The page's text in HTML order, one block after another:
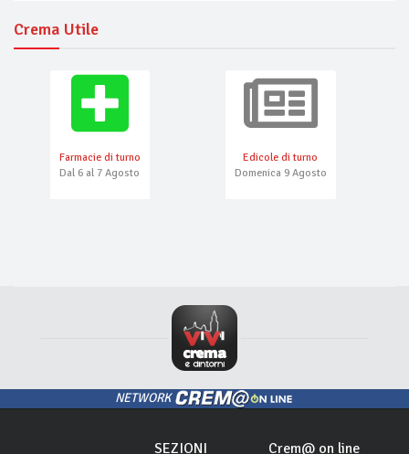
Crema Utile
Farmacie di turno
Dal 6 al 7 Agosto
Edicole di turno
Domenica 9 Agosto
NETWORK
SEZIONI Crem@ on line